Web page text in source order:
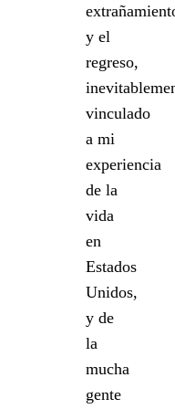
y el
regreso,
vinculado
a mi
experiencia
de la
vida
en
Estados
Unidos,
y de
la
mucha
gente